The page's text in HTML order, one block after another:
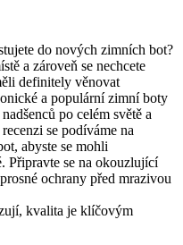
do nových zimních⁤ bot?
a zároveň se nechcete
definitely věnovat
a populární zimní boty
po celém ​světě a
se podíváme na
abyste se mohli
Připravte se na okouzlující
ochrany před​ mrazivou⁢